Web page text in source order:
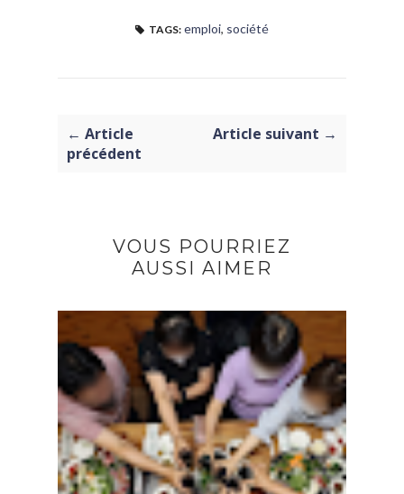
TAGS: emploi, société
← Article
précédent
Article suivant →
VOUS POURRIEZ
AUSSI AIMER